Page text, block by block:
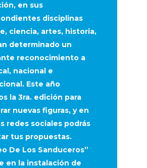
en sus
disciplinas
ciencia, artes, historia,
determinado un
reconocimiento a
nacional e
Este año
la 3ra. edición para
nuevas figuras, y en
redes sociales podrás
tus propuestas.
De Los Sanduceros”
en la instalación de